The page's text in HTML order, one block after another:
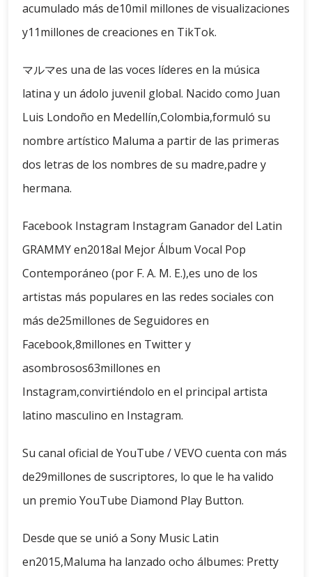
acumulado más de10mil millones de visualizaciones
y11millones de creaciones en TikTok.
マルマes una de las voces líderes en la música
latina y un ádolo juvenil global. Nacido como Juan
Luis Londoño en Medellín,Colombia,formuló su
nombre artístico Maluma a partir de las primeras
dos letras de los nombres de su madre,padre y
hermana.
Facebook Instagram Instagram Ganador del Latin
GRAMMY en2018al Mejor Álbum Vocal Pop
Contemporáneo (por F. A. M. E.),es uno de los
artistas más populares en las redes sociales con
más de25millones de Seguidores en
Facebook,8millones en Twitter y
asombrosos63millones en
Instagram,convirtiéndolo en el principal artista
latino masculino en Instagram.
Su canal oficial de YouTube / VEVO cuenta con más
de29millones de suscriptores, lo que le ha valido
un premio YouTube Diamond Play Button.
Desde que se unió a Sony Music Latin
en2015,Maluma ha lanzado ocho álbumes: Pretty